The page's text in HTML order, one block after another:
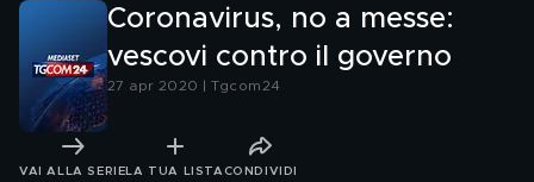
Coronavirus, no a messe:
vescovi contro il governo
27 apr 2020 | Tgcom24
VAI ALLA SERIE LA TUA LISTA CONDIVIDI